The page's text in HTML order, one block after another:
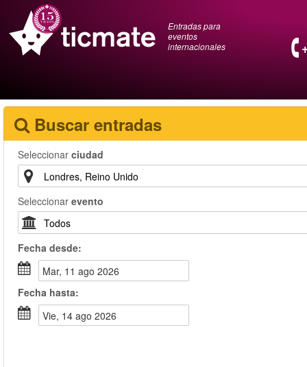
Entradas para
eventos
internacionales
Buscar entradas
Seleccionar ciudad
Seleccionar evento
Fecha desde:
mar, 11 ago 2026
Fecha hasta:
vie, 14 ago 2026